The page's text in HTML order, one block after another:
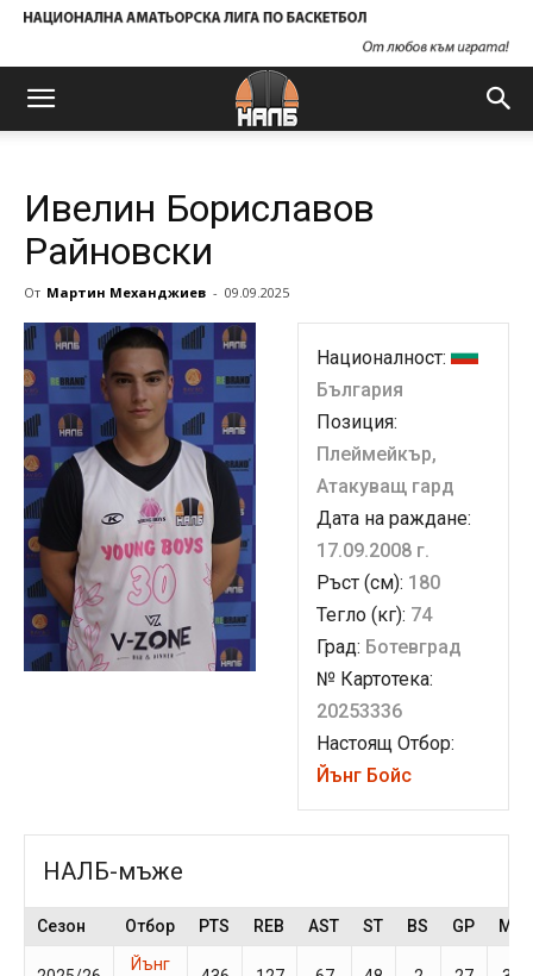
Ивелин Бориславов
Райновски
От Мартин Механджиев - 09.09.2025
Националност:
България
Позиция:
Плеймейкър,
Атакуващ гард
Дата на раждане:
17.09.2008 г.
Ръст (см): 180
Тегло (кг): 74
Град: Ботевград
№ Картотека:
20253336
Настоящ Отбор:
Йънг Бойс
НАЛБ-мъже
Сезон Отбор PTS REB AST ST BS GP
Йънг